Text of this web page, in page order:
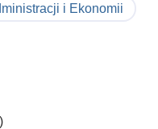
i Ekonomii